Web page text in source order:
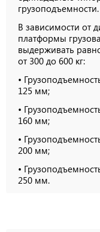
грузоподъемности.
В зависимости от
платформы
выдерживать
от 300 до 600 кг:
•
125 мм;
•
160 мм;
•
200 мм;
•
250 мм.